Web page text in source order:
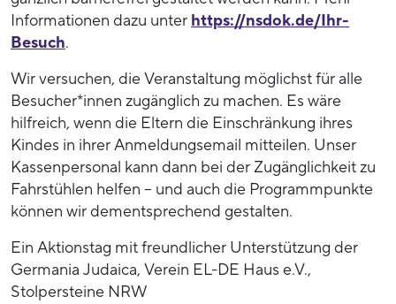
Informationen dazu unter https://nsdok.de/Ihr-
Besuch.
Wir versuchen, die Veranstaltung möglichst für alle
Besucher*innen zugänglich zu machen. Es wäre
hilfreich, wenn die Eltern die Einschränkung ihres
Kindes in ihrer Anmeldungsemail mitteilen. Unser
Kassenpersonal kann dann bei der Zugänglichkeit zu
Fahrstühlen helfen – und auch die Programmpunkte
können wir dementsprechend gestalten.
Ein Aktionstag mit freundlicher Unterstützung der
Germania Judaica, Verein EL-DE Haus e.V.,
Stolpersteine NRW